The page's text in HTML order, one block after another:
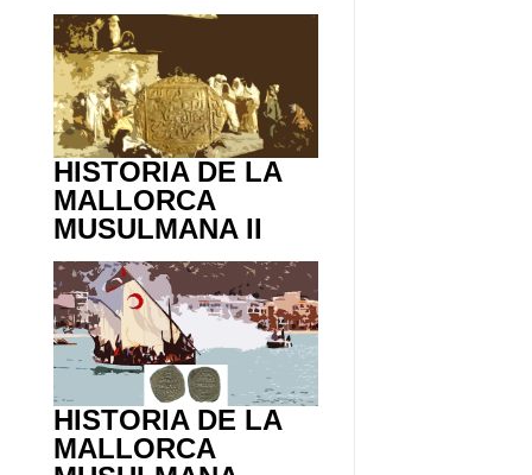
HISTORIA DE LA
MALLORCA
MUSULMANA II
HISTORIA DE LA
MALLORCA